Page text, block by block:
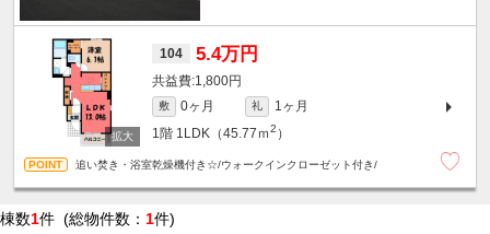
104 5.4万円
1,800円
敷 0ヶ月 礼
1ヶ月
1階 1LDK（45.77ｍ2 ）
追い焚き・浴室乾燥機付き☆/ウォークインクローゼット付き/
棟数1件 (総物件数： 1件)